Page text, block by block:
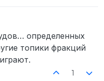
определенных
топики фракций
1